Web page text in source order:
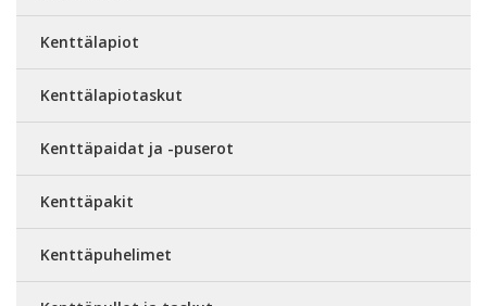
Kenttälapiot
Kenttälapiotaskut
Kenttäpaidat ja -puserot
Kenttäpakit
Kenttäpuhelimet